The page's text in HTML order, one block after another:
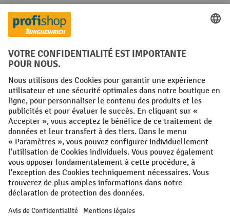
Langues
FR NL
Conditions générales Mentions légales
Protection des Données Politique de cookies
All prices excl. VAT plusshipping costsand possible delivery charges,
if not stated otherwise.
¹ La remise est valable jusqu'à épuisement des stocks. La remise ne
s'applique pas aux prix spéciaux. Il n'est pas possible de le combiner
avec d'autres réductions en pourcentage ou bons de réduction. | ² La
réduction sera accordée une seule fois lors de la première inscription
à la newsletter. Le code de réduction est valable pendant 10 jours et
nette minimale de 250,00 €. La réduction varie selon la catégorie de